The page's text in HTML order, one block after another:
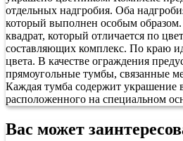
отдельных надгробия. Оба
который выполнен особым
квадрат, который отличается по
составляющих комплекс. По краю
цвета. В качестве ограждения
прямоугольные тумбы, связанные
Каждая тумба содержит украшение
расположенного на специальном
Вас может